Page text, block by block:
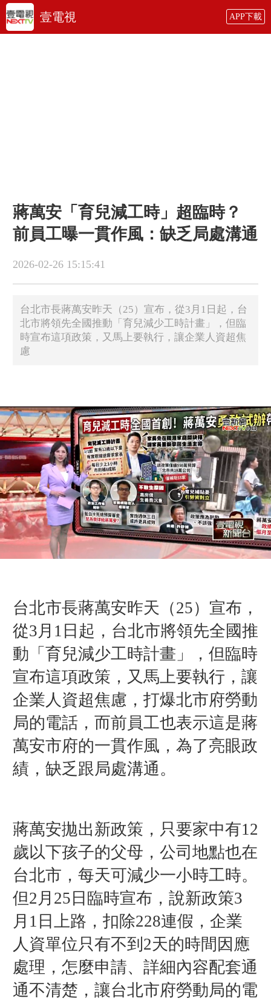
壹電視 APP下載
蔣萬安「育兒減工時」超臨時？
前員工曝一貫作風：缺乏局處溝通
2026-02-26 15:15:41
台北市長蔣萬安昨天（25）宣布，從3月1日起，台
北市將領先全國推動「育兒減少工時計畫」，但臨
時宣布這項政策，又馬上要執行，讓企業人資超焦
慮
台北市長蔣萬安昨天（25）宣布，
從3月1日起，台北市將領先全國推
動「育兒減少工時計畫」，但臨時
宣布這項政策，又馬上要執行，讓
企業人資超焦慮，打爆北市府勞動
局的電話，而前員工也表示這是蔣
萬安市府的一貫作風，為了亮眼政
績，缺乏跟局處溝通。
蔣萬安拋出新政策，只要家中有12
歲以下孩子的父母，公司地點也在
台北市，每天可減少一小時工時。
但2月25日臨時宣布，說新政策3
月1日上路，扣除228連假，企業
人資單位只有不到2天的時間因應
處理， 怎麼申請、詳細內容配套通
通不清楚， 讓台北市府勞動局的電